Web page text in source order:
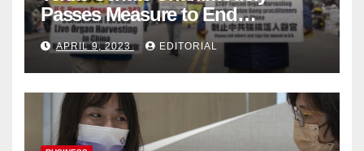
Passes Measure to End
Complicity in Beijing’s Forced
Organ Harvesting
APRIL 9, 2023 EDITORIAL